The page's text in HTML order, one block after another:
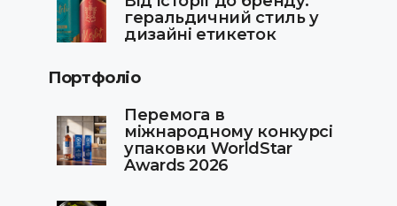
геральдичний стиль у
дизайні етикеток
Портфоліо
Перемога в
міжнародному конкурсі
упаковки WorldStar
Awards 2026